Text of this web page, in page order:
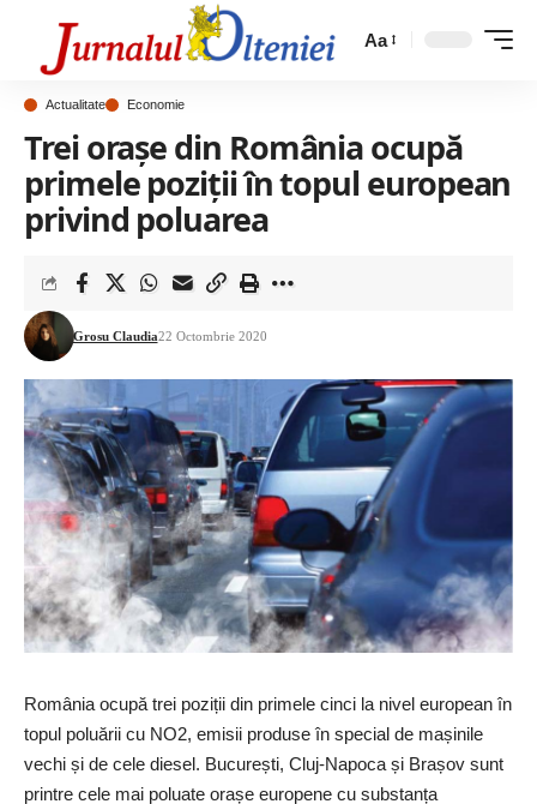
Aa
Actualitate Economie
Trei orașe din România ocupă
primele poziții în topul european
privind poluarea
Grosu Claudia22 Octombrie 2020
România ocupă trei poziții din primele cinci la nivel european în
topul poluării cu NO2, emisii produse în special de mașinile
vechi și de cele diesel. București, Cluj-Napoca și Brașov sunt
printre cele mai poluate orașe europene cu substanța